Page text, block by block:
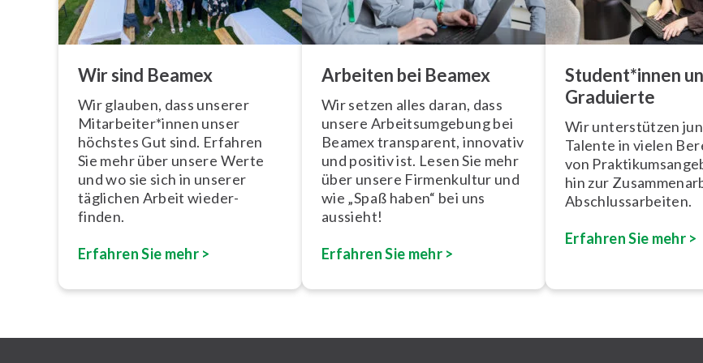
Wir sind Beamex
Wir glauben, dass unserer
Mitarbeiter*innen unser
höchstes Gut sind. Erfahren
Sie mehr über unsere Werte
und wo sie sich in unserer
täglichen Arbeit wieder-
finden.
Erfahren Sie mehr >
Arbeiten bei Beamex
Wir setzen alles daran, dass
unsere Ar­beits­um­ge­bung bei
Beamex transparent, innovativ
und positiv ist. Lesen Sie mehr
über unsere Fir­men­kul­tur und
wie „Spaß haben“ bei uns
aussieht!
Erfahren Sie mehr >
Student*innen
Graduierte
Wir un­ter­stüt­zen
Talente in vielen
von
hin zur
Ab­schluss­ar­bei­ten.
Erfahren Sie mehr >